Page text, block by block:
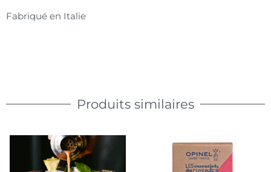
Fabriqué en Italie
Produits similaires